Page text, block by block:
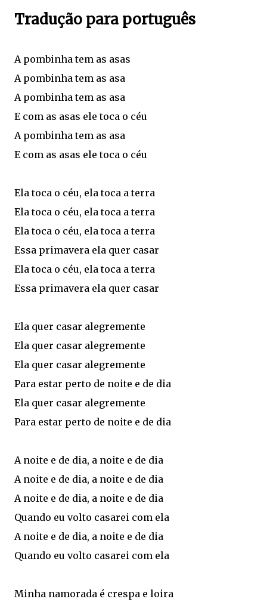
Tradução para português
A pombinha tem as asas
A pombinha tem as asa
A pombinha tem as asa
E com as asas ele toca o céu
A pombinha tem as asa
E com as asas ele toca o céu
Ela toca o céu, ela toca a terra
Ela toca o céu, ela toca a terra
Ela toca o céu, ela toca a terra
Essa primavera ela quer casar
Ela toca o céu, ela toca a terra
Essa primavera ela quer casar
Ela quer casar alegremente
Ela quer casar alegremente
Ela quer casar alegremente
Para estar perto de noite e de dia
Ela quer casar alegremente
Para estar perto de noite e de dia
A noite e de dia, a noite e de dia
A noite e de dia, a noite e de dia
A noite e de dia, a noite e de dia
Quando eu volto casarei com ela
A noite e de dia, a noite e de dia
Quando eu volto casarei com ela
Minha namorada é crespa e loira